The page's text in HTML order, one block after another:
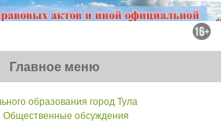
Главное меню
образования город Тула
обсуждения